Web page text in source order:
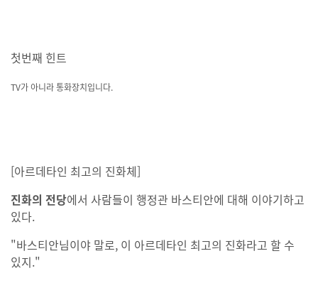
첫번째 힌트
TV가 아니라 통화장치입니다.
[아르데타인 최고의 진화체]
진화의 전당에서 사람들이 행정관 바스티안에 대해 이야기하고
있다.
"바스티안님이야 말로, 이 아르데타인 최고의 진화라고 할 수
있지."